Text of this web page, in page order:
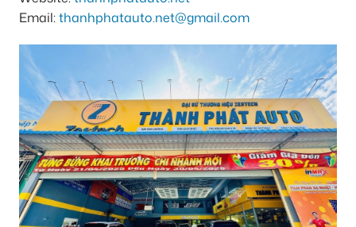
Email:thanhphatauto.net@gmail.com